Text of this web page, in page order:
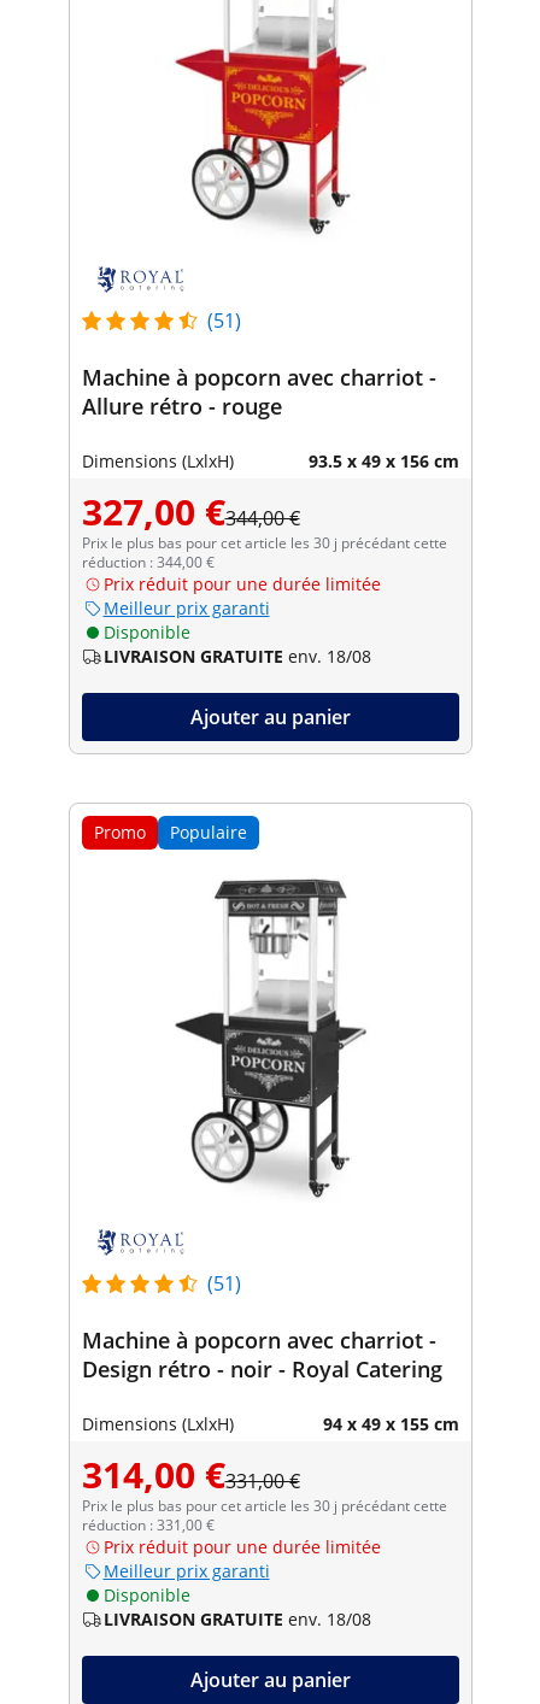
(51)
Machine à popcorn avec charriot -
Allure rétro - rouge
Dimensions (LxlxH) 93.5 x 49 x 156 cm
327,00 €344,00 €
Prix le plus bas pour cet article les 30 j précédant cette
réduction : 344,00 €
Prix réduit pour une durée limitée
Meilleur prix garanti
Disponible
LIVRAISON GRATUITE env. 18/08
Ajouter au panier
Promo Populaire
(51)
Machine à popcorn avec charriot -
Design rétro - noir - Royal Catering
Dimensions (LxlxH) 94 x 49 x 155 cm
314,00 €331,00 €
Prix le plus bas pour cet article les 30 j précédant cette
réduction : 331,00 €
Prix réduit pour une durée limitée
Meilleur prix garanti
Disponible
LIVRAISON GRATUITE env. 18/08
Ajouter au panier